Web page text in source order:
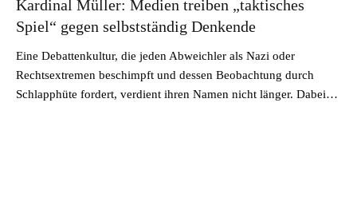
Kardinal Müller: Medien treiben „taktisches
Spiel“ gegen selbstständig Denkende
Eine Debattenkultur, die jeden Abweichler als Nazi oder
Rechtsextremen beschimpft und dessen Beobachtung durch
Schlapphüte fordert, verdient ihren Namen nicht länger. Dabei…